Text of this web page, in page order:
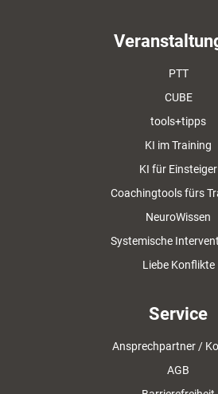
PTT
CUBE
tools+tipps
KI im Training
KI für Einsteiger
Coachingtools fürs
NeuroWissen
Systemische
Liebe Konflikte
Service
Ansprechpartner /
AGB